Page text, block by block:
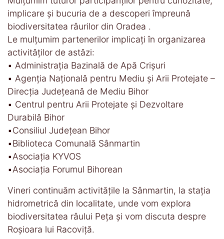
implicare și bucuria de a descoperi împreună
biodiversitatea râurilor din Oradea .
Le mulțumim partenerilor implicați în organizarea
activităților de astăzi:
▪️ Administrația Bazinală de Apă Crișuri
▪️ Agenția Națională pentru Mediu și Arii Protejate –
Direcția Județeană de Mediu Bihor
▪️ Centrul pentru Arii Protejate și Dezvoltare
Durabilă Bihor
▪️Consiliul Județean Bihor
▪️Biblioteca Comunală Sânmartin
▪️Asociația KYVOS
▪️Asociația Forumul Bihorean
Vineri continuăm activitățile la Sânmartin, la stația
hidrometrică din localitate, unde vom explora
biodiversitatea râului Peța și vom discuta despre
Roșioara lui Racoviță.